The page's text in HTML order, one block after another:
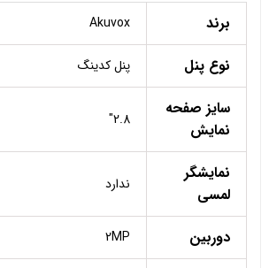
برند Akuvox
نوع پنل پنل کدینگ
سایز صفحه
نمایش
2.8"
نمایشگر
لمسی
ندارد
دوربین 2MP